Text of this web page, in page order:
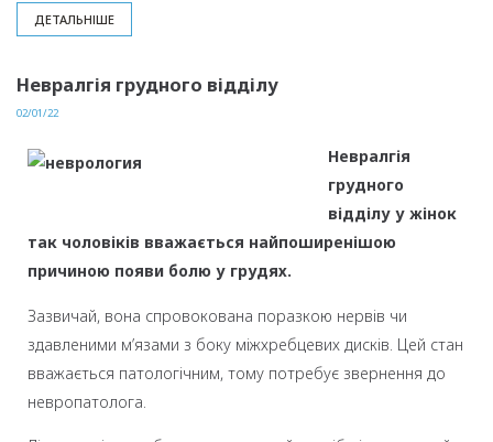
ДЕТАЛЬНІШЕ
Невралгія грудного відділу
02/01/22
Невралгія
грудного
відділу у жінок
так чоловіків вважається найпоширенішою
причиною появи болю у грудях.
Зазвичай, вона спровокована поразкою нервів чи
здавленими м’язами з боку міжхребцевих дисків. Цей стан
вважається патологічним, тому потребує звернення до
невропатолога.